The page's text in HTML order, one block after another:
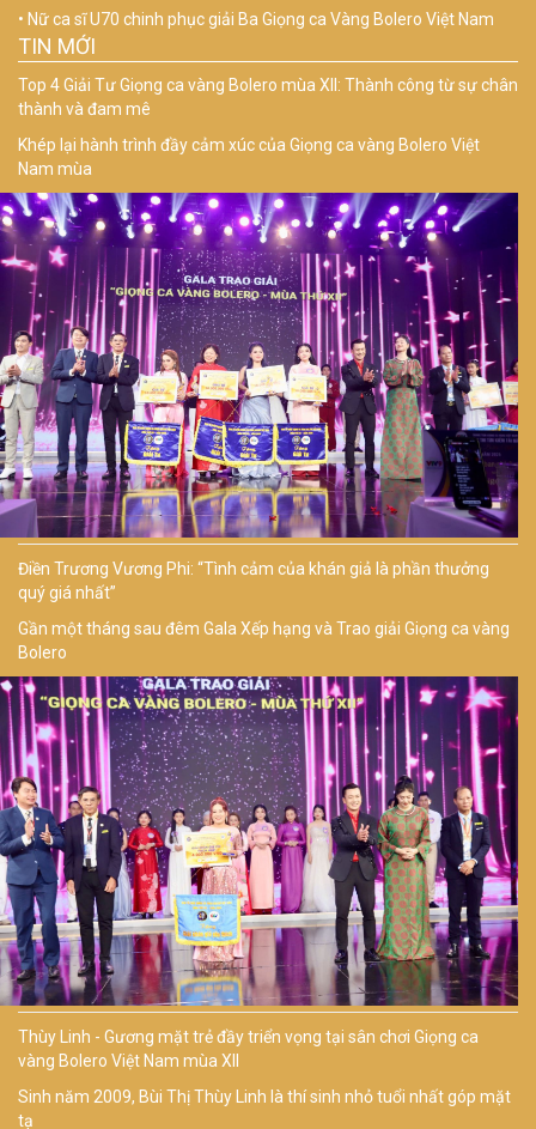
Nữ ca sĩ U70 chinh phục giải Ba Giọng ca Vàng Bolero Việt Nam
TIN MỚI
Top 4 Giải Tư Giọng ca vàng Bolero mùa XII: Thành công từ sự chân
thành và đam mê
Khép lại hành trình đầy cảm xúc của Giọng ca vàng Bolero Việt
Nam mùa
Điền Trương Vương Phi: “Tình cảm của khán giả là phần thưởng
quý giá nhất”
Gần một tháng sau đêm Gala Xếp hạng và Trao giải Giọng ca vàng
Bolero
Thùy Linh - Gương mặt trẻ đầy triển vọng tại sân chơi Giọng ca
vàng Bolero Việt Nam mùa XII
Sinh năm 2009, Bùi Thị Thùy Linh là thí sinh nhỏ tuổi nhất góp mặt
tạ